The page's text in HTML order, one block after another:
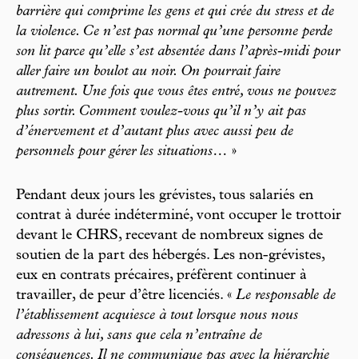
barrière qui comprime les gens et qui crée du stress et de
la violence. Ce n’est pas normal qu’une personne perde
son lit parce qu’elle s’est absentée dans l’après-midi pour
aller faire un boulot au noir. On pourrait faire
autrement. Une fois que vous êtes entré, vous ne pouvez
plus sortir. Comment voulez-vous qu’il n’y ait pas
d’énervement et d’autant plus avec aussi peu de
personnels pour gérer les situations… »
Pendant deux jours les grévistes, tous salariés en
contrat à durée indéterminé, vont occuper le trottoir
devant le CHRS, recevant de nombreux signes de
soutien de la part des hébergés. Les non-grévistes,
eux en contrats précaires, préfèrent continuer à
travailler, de peur d’être licenciés. « Le responsable de
l’établissement acquiesce à tout lorsque nous nous
adressons à lui, sans que cela n’entraîne de
conséquences. Il ne communique pas avec la hiérarchie